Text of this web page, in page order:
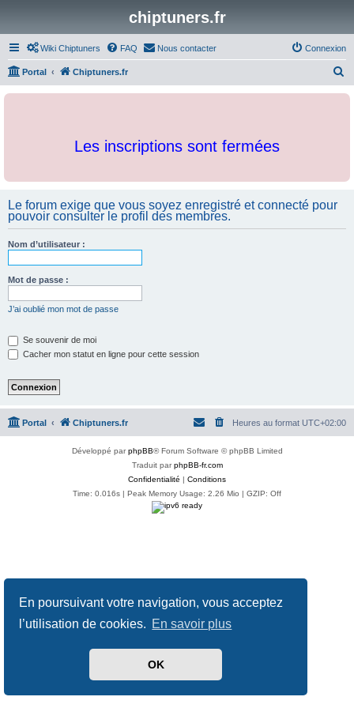
En poursuivant votre navigation, vous acceptez
l’utilisation de cookies. En savoir plus
OK
chiptuners.fr
Wiki Chiptuners FAQ Nous contacter Connexion
Portal Chiptuners.fr
c
Les inscriptions sont fermées
Le forum exige que vous soyez enregistré et connecté pour
pouvoir consulter le profil des membres.
Nom d’utilisateur :
Mot de passe :
J’ai oublié mon mot de passe
Se souvenir de moi
Cacher mon statut en ligne pour cette session
Portal Chiptuners.fr Heures au format UTC+02:00
Développé parphpBB® Forum Software © phpBB Limited
Traduit parphpBB-fr.com
Confidentialité | Conditions
Time: 0.016s | Peak Memory Usage: 2.26 Mio | GZIP: Off